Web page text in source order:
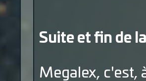
Suite et fin de
Megalex, c'est,